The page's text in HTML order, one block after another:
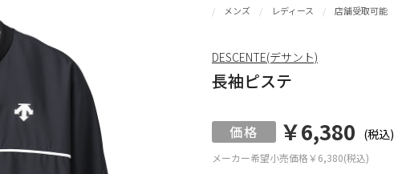
メンズ レディース 店舗受取可能
長袖ピステ
メーカー希望小売価格￥6,380(税込)
￥6,380 (税込)
DESCENTE(デサント)